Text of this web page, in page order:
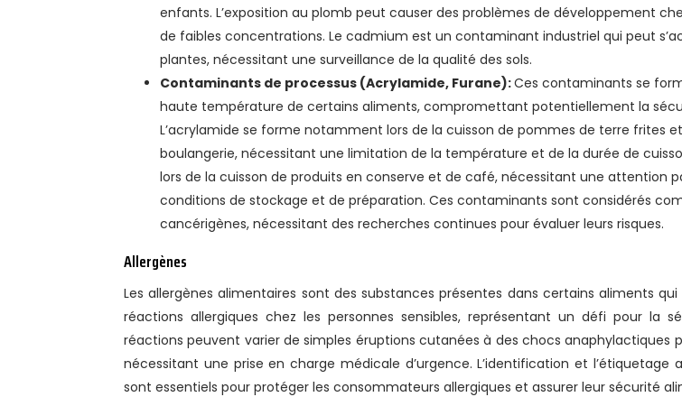
enfants. L’exposition au plomb peut causer des problèmes de développement
de faibles concentrations. Le cadmium est un contaminant industriel qui peut
plantes, nécessitant une surveillance de la qualité des sols.
Contaminants de processus (Acrylamide, Furane):Ces contaminants se
haute température de certains aliments, compromettant potentiellement la
L’acrylamide se forme notamment lors de la cuisson de pommes de terre frites
boulangerie, nécessitant une limitation de la température et de la durée de
lors de la cuisson de produits en conserve et de café, nécessitant une attention
conditions de stockage et de préparation. Ces contaminants sont considérés
cancérigènes, nécessitant des recherches continues pour évaluer leurs risques.
Allergènes
Les allergènes alimentaires sont des substances présentes dans certains aliments
réactions allergiques chez les personnes sensibles, représentant un défi pour la
réactions peuvent varier de simples éruptions cutanées à des chocs anaphylactiques
nécessitant une prise en charge médicale d’urgence. L’identification et l’étiquetage
sont essentiels pour protéger les consommateurs allergiques et assurer leur sécurité